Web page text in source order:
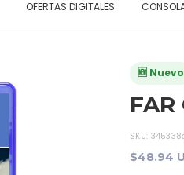
OFERTAS DIGITALES
🆕 Nuevo
FAR
SKU:
$48.94